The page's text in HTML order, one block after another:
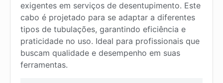
exigentes em serviços de desentupimento. Este
cabo é projetado para se adaptar a diferentes
tipos de tubulações, garantindo eficiência e
praticidade no uso. Ideal para profissionais que
buscam qualidade e desempenho em suas
ferramentas.